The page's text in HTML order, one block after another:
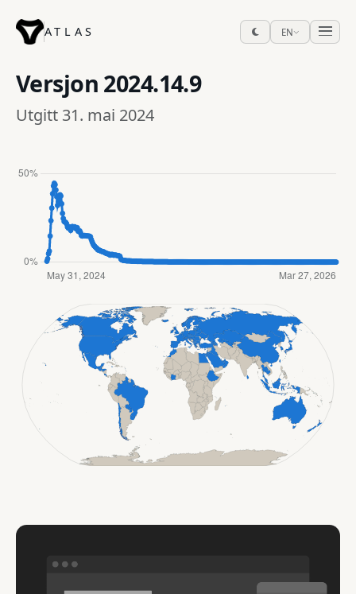
ATLAS EN
Versjon 2024.14.9
Utgitt 31. mai 2024